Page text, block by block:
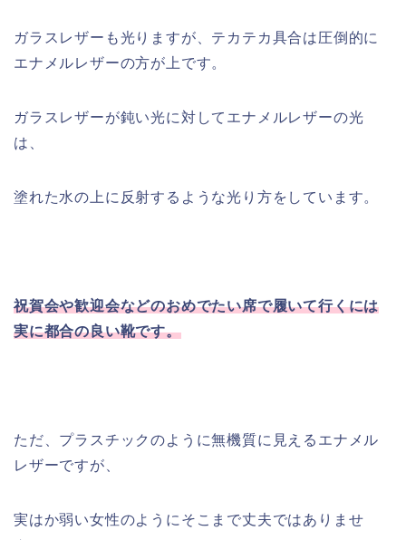
ガラスレザーも光りますが、テカテカ具合は圧倒的に
エナメルレザーの方が上です。
ガラスレザーが鈍い光に対してエナメルレザーの光
は、
塗れた水の上に反射するような光り方をしています。
祝賀会や歓迎会などのおめでたい席で履いて行くには
実に都合の良い靴です。
ただ、プラスチックのように無機質に見えるエナメル
レザーですが、
実はか弱い女性のようにそこまで丈夫ではありませ